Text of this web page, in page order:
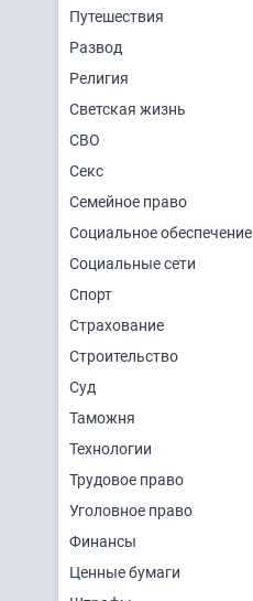
Путешествия
Развод
Религия
Светская жизнь
СВО
Секс
Семейное право
Социальное обеспечение
Социальные сети
Спорт
Страхование
Строительство
Суд
Таможня
Технологии
Трудовое право
Уголовное право
Финансы
Ценные бумаги